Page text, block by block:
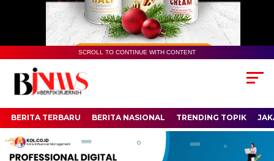
SCROLL TO CONTINUE WITH CONTENT
BERITA TERBARU BERITA NASIONAL TRENDING TOPIK